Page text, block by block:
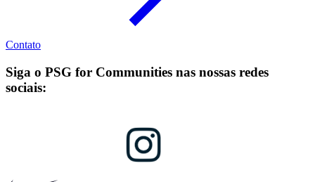
Contato
Siga o PSG for Communities nas nossas redes
sociais: